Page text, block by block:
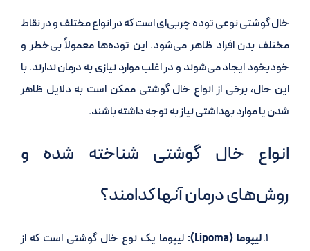
خال گوشتی نوعی توده چربی‌ای است که در انواع مختلف و در نقاط
مختلف بدن افراد ظاهر می‌شود. این توده‌ها معمولاً بی‌خطر و
خودبخود ایجاد می‌شوند و در اغلب موارد نیازی به درمان ندارند. با
این حال، برخی از انواع خال گوشتی ممکن است به دلایل ظاهر
شدن یا موارد بهداشتی نیاز به توجه داشته باشند.
انواع خال گوشتی شناخته شده و
روش‌های درمان آنها کدامند؟
لیپوما (Lipoma):
لیپوما یک نوع خال گوشتی است که از